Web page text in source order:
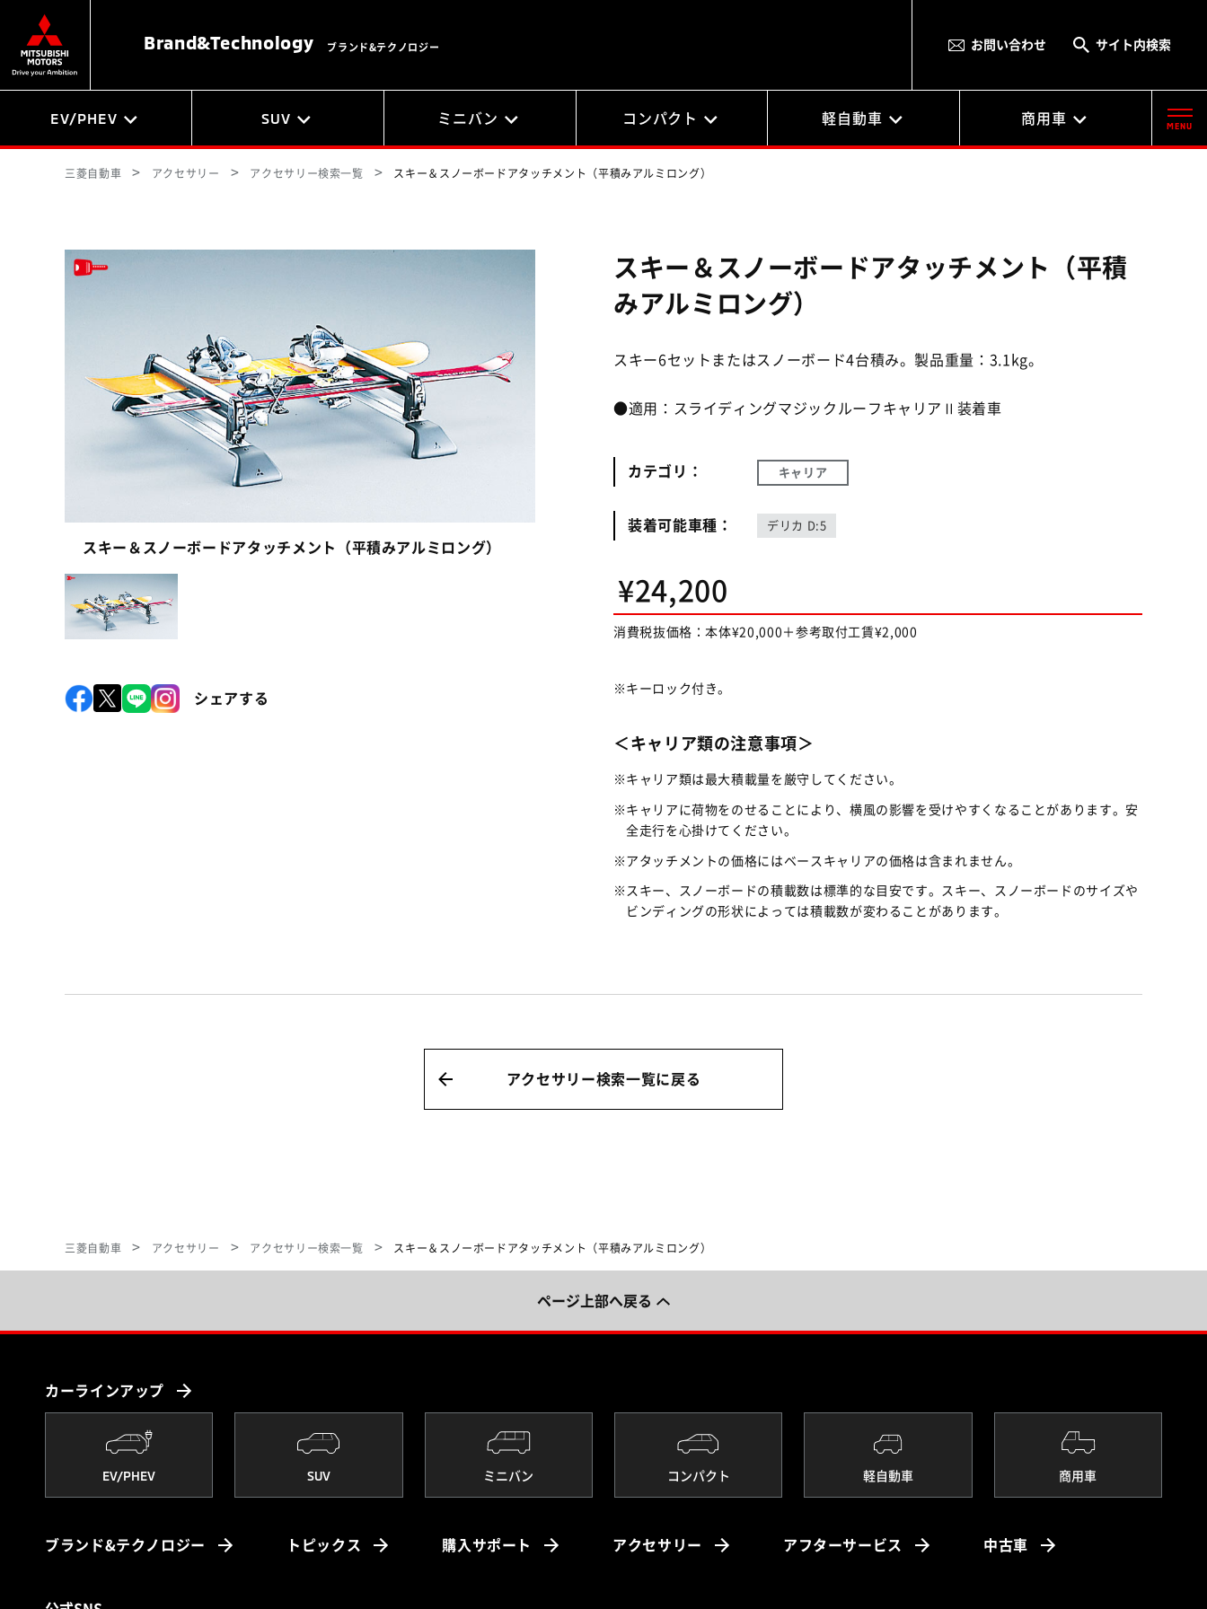
Brand&Technology ブランド&テクノロジー お問い合わせ サイト内検索
EV/PHEV SUV ミニバン コンパクト 軽自動車 商用車 MENU
三菱自動車 アクセサリー アクセサリー検索一覧 スキー＆スノーボードアタッチメント（平積みアルミロング）
スキー＆スノーボードアタッチメント（平積
みアルミロング）
スキー＆スノーボードアタッチメント（平積みアルミロング）
シェアする
スキー6セットまたはスノーボード4台積み。製品重量：3.1kg。
●適用：スライディングマジックルーフキャリアⅡ装着車
カテゴリ： キャリア
装着可能車種： デリカ D:5
¥24,200
消費税抜価格：本体¥20,000＋参考取付工賃¥2,000
キーロック付き。
＜キャリア類の注意事項＞
キャリア類は最大積載量を厳守してください。
キャリアに荷物をのせることにより、横風の影響を受けやすくなることがあります。安
全走行を心掛けてください。
アタッチメントの価格にはベースキャリアの価格は含まれません。
スキー、スノーボードの積載数は標準的な目安です。スキー、スノーボードのサイズや
ビンディングの形状によっては積載数が変わることがあります。
アクセサリー検索一覧に戻る
三菱自動車 アクセサリー アクセサリー検索一覧 スキー＆スノーボードアタッチメント（平積みアルミロング）
ページ上部へ戻る
カーラインアップ
EV/PHEV SUV ミニバン コンパクト 軽自動車 商用車
ブランド&テクノロジー トピックス 購入サポート アクセサリー アフターサービス 中古車